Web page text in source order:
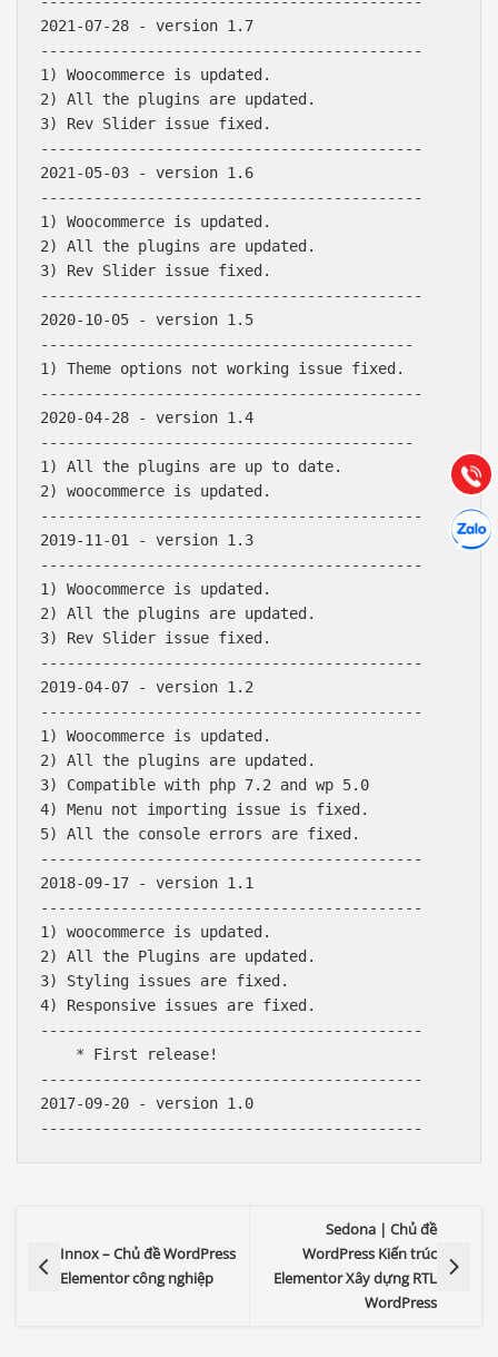
2021-07-28 - version 1.7
-------------------------------------------
1) Woocommerce is updated.
2) All the plugins are updated.
3) Rev Slider issue fixed.
-------------------------------------------
2021-05-03 - version 1.6
-------------------------------------------
1) Woocommerce is updated.
2) All the plugins are updated.
3) Rev Slider issue fixed.
-------------------------------------------
2020-10-05 - version 1.5
------------------------------------------
1) Theme options not working issue fixed.
-------------------------------------------
2020-04-28 - version 1.4
------------------------------------------
1) All the plugins are up to date.
2) woocommerce is updated.
-------------------------------------------
2019-11-01 - version 1.3
-------------------------------------------
1) Woocommerce is updated.
2) All the plugins are updated.
3) Rev Slider issue fixed.
-------------------------------------------
2019-04-07 - version 1.2
-------------------------------------------
1) Woocommerce is updated.
2) All the plugins are updated.
3) Compatible with php 7.2 and wp 5.0
4) Menu not importing issue is fixed.
5) All the console errors are fixed.
-------------------------------------------
2018-09-17 - version 1.1
-------------------------------------------
1) woocommerce is updated.
2) All the Plugins are updated.
3) Styling issues are fixed.
4) Responsive issues are fixed.
-------------------------------------------
    * First release!
-------------------------------------------
2017-09-20 - version 1.0
Innox – Chủ đề WordPress
Elementor công nghiệp
Sedona | Chủ đề
WordPress Kiến trúc
Elementor Xây dựng RTL
WordPress
Gọi
0903.976.769
(028) 22.166.144
Chát
Tư vấn
Hợp tác